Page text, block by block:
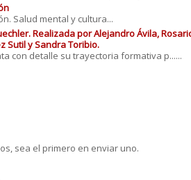
Salud mental y cultura...
Realizada por Alejandro Ávila,
Sutil y Sandra Toribio.
con detalle su trayectoria formativa p......
sea el primero en enviar uno.